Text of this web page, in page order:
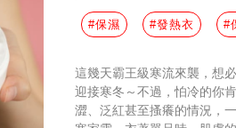
#保濕 #發熱衣 #
這幾天霸王級寒流來襲，想
迎接寒冬～不過，怕冷的你
澀、泛紅甚至搔癢的情況，